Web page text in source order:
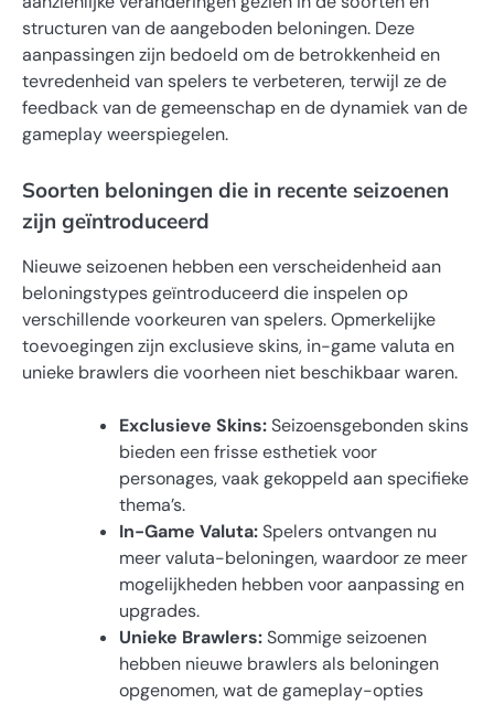
structuren van de aangeboden beloningen. Deze
aanpassingen zijn bedoeld om de betrokkenheid en
tevredenheid van spelers te verbeteren, terwijl ze de
feedback van de gemeenschap en de dynamiek van de
gameplay weerspiegelen.
Soorten beloningen die in recente seizoenen
zijn geïntroduceerd
Nieuwe seizoenen hebben een verscheidenheid aan
beloningstypes geïntroduceerd die inspelen op
verschillende voorkeuren van spelers. Opmerkelijke
toevoegingen zijn exclusieve skins, in-game valuta en
unieke brawlers die voorheen niet beschikbaar waren.
Exclusieve Skins:Seizoensgebonden skins
bieden een frisse esthetiek voor
personages, vaak gekoppeld aan specifieke
thema’s.
In-Game Valuta:Spelers ontvangen nu
meer valuta-beloningen, waardoor ze meer
mogelijkheden hebben voor aanpassing en
upgrades.
Unieke Brawlers:Sommige seizoenen
hebben nieuwe brawlers als beloningen
opgenomen, wat de gameplay-opties